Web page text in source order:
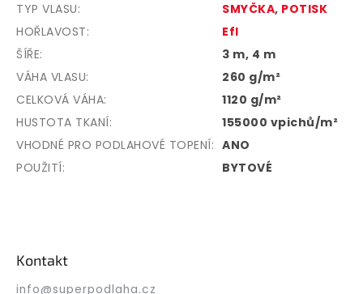
TYP VLASU: SMYČKA, POTISK
HOŘLAVOST:
Efl
ŠÍŘE:
3 m, 4 m
VÁHA VLASU:
260 g/m²
CELKOVÁ VÁHA:
1120 g/m²
HUSTOTA TKANÍ:
155000 vpichů/m²
VHODNÉ PRO PODLAHOVÉ TOPENÍ: ANO
POUŽITÍ: BYTOVÉ
Kontakt
info@superpodlaha.cz